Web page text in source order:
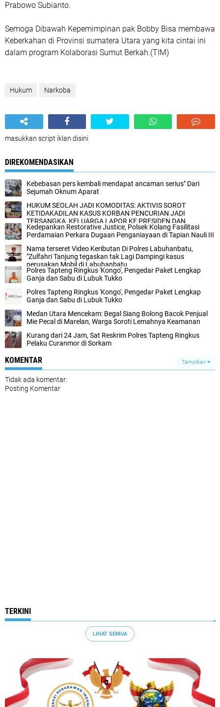
Prabowo Subianto.
Semoga Dibawah Kepemimpinan pak Bobby Bisa membawa
Keberkahan di Provinsi sumatera Utara yang kita cintai ini
dalam program Kolaborasi Sumut Berkah.(TIM)
Hukum Narkoba
masukkan script iklan disini
DIREKOMENDASIKAN
Kebebasan pers kembali mendapat ancaman serius" Dari
Sejumah Oknum Aparat
HUKUM SEOLAH JADI KOMODITAS: AKTIVIS SOROT
KETIDAKADILAN KASUS KORBAN PENCURIAN JADI
TERSANGKA, KELUARGA LAPOR KE PRESIDEN DAN
KAPOLRI
Kedepankan Restorative Justice, Polsek Kolang Fasilitasi
Perdamaian Perkara Dugaan Penganiayaan di Tapian Nauli III
Nama terseret Video Keributan Di Polres Labuhanbatu,
"Zulfahri Tanjung tegaskan tak Lagi Dampingi kasus
perusakan Mobil di Labuhanbatu
Polres Tapteng Ringkus 'Kongo', Pengedar Paket Lengkap
Ganja dan Sabu di Lubuk Tukko
Polres Tapteng Ringkus 'Kongo', Pengedar Paket Lengkap
Ganja dan Sabu di Lubuk Tukko
Medan Utara Mencekam: Begal Siang Bolong Bacok Penjual
Mie Pecal di Marelan, Warga Soroti Lemahnya Keamanan
Kurang dari 24 Jam, Sat Reskrim Polres Tapteng Ringkus
Pelaku Curanmor di Sorkam
KOMENTAR Tampilkan
Tidak ada komentar:
Posting Komentar
TERKINI
LIHAT SEMUA